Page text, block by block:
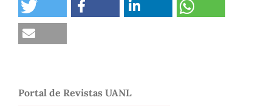
Portal de Revistas UANL